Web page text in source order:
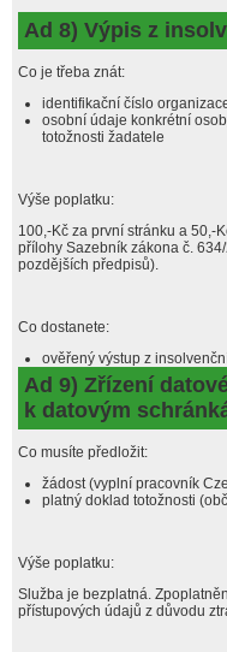
Ad 8) Výpis z
Co je třeba znát:
identifikační číslo
osobní údaje konkrétní
totožnosti žadatele
Výše poplatku:
100,-Kč za první stránku a 50,-
přílohy Sazebník zákona č.
pozdějších předpisů).
Co dostanete:
ověřený výstup z
Ad 9) Zřízení
k datovým
Co musíte předložit:
žádost (vyplní pracovník
platný doklad totožnosti
Výše poplatku:
Služba je bezplatná.
přístupových údajů z důvodu